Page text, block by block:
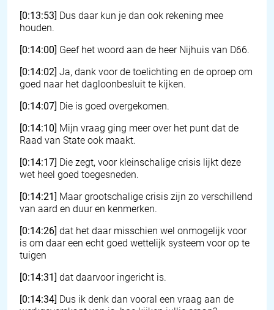
[0:13:53] Dus daar kun je dan ook rekening mee
houden.
[0:14:00] Geef het woord aan de heer Nijhuis van D66.
[0:14:02] Ja, dank voor de toelichting en de oproep om
goed naar het dagloonbesluit te kijken.
[0:14:07] Die is goed overgekomen.
[0:14:10] Mijn vraag ging meer over het punt dat de
Raad van State ook maakt.
[0:14:17] Die zegt, voor kleinschalige crisis lijkt deze
wet heel goed toegesneden.
[0:14:21] Maar grootschalige crisis zijn zo verschillend
van aard en duur en kenmerken.
[0:14:26] dat het daar misschien wel onmogelijk voor
is om daar een echt goed wettelijk systeem voor op te
tuigen
[0:14:31] dat daarvoor ingericht is.
[0:14:34] Dus ik denk dan vooral een vraag aan de